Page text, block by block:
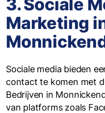
3. Sociale
Marketing
Sociale media bieden
contact te komen met
Bedrijven in
van platforms zoals